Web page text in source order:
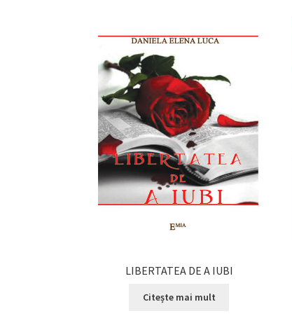
LIBERTATEA DE A IUBI
Citește mai mult